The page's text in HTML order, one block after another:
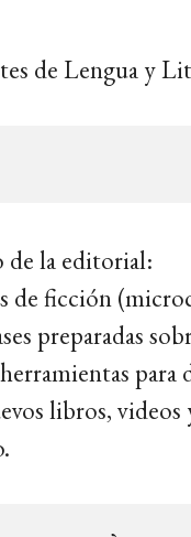
de Lengua y
de la editorial:
de ficción
preparadas
para
libros, videos